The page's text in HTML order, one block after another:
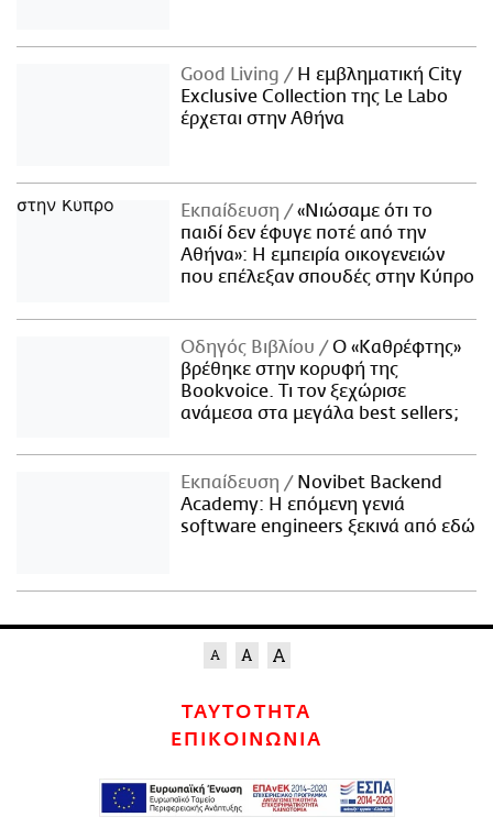
Good Living
Η εμβληματική City
Exclusive Collection της Le Labo
έρχεται στην Αθήνα
Εκπαίδευση
«Νιώσαμε ότι το
παιδί δεν έφυγε ποτέ από την
Αθήνα»: Η εμπειρία οικογενειών
που επέλεξαν σπουδές στην Κύπρο
Οδηγός Βιβλίου
Ο «Καθρέφτης»
βρέθηκε στην κορυφή της
Bookvoice. Τι τον ξεχώρισε
ανάμεσα στα μεγάλα best sellers;
Εκπαίδευση
Novibet Backend
Academy: Η επόμενη γενιά
software engineers ξεκινά από εδώ
ΤΑΥΤΟΤΗΤΑ
ΕΠΙΚΟΙΝΩΝΙΑ